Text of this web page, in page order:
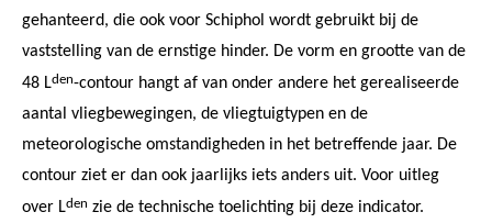
gehanteerd, die ook voor Schiphol wordt gebruikt bij de
vaststelling van de ernstige hinder. De vorm en grootte van de
48 Lden-contour hangt af van onder andere het gerealiseerde
aantal vliegbewegingen, de vliegtuigtypen en de
meteorologische omstandigheden in het betreffende jaar. De
contour ziet er dan ook jaarlijks iets anders uit. Voor uitleg
over Lden zie de technische toelichting bij deze indicator.